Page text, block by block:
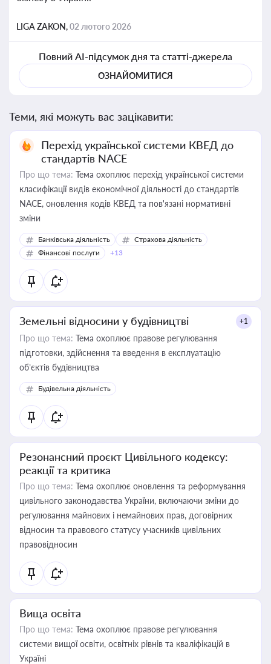
LIGA ZAKON,02 лютого 2026
Повний AI-підсумок дня та статті-джерела
ОЗНАЙОМИТИСЯ
Теми, які можуть вас зацікавити:
Перехід української системи КВЕД до
стандартів NACE
Про що тема: Тема охоплює перехід української системи
класифікації видів економічної діяльності до стандартів
NACE, оновлення кодів КВЕД та пов'язані нормативні
зміни
Банківська діяльність
Страхова діяльність
Фінансові послуги
+13
Земельні відносини у будівництві +1
Про що тема: Тема охоплює правове регулювання
підготовки, здійснення та введення в експлуатацію
об’єктів будівництва
Будівельна діяльність
Резонансний проєкт Цивільного кодексу:
реакції та критика
Про що тема: Тема охоплює оновлення та реформування
цивільного законодавства України, включаючи зміни до
регулювання майнових і немайнових прав, договірних
відносин та правового статусу учасників цивільних
правовідносин
Вища освіта
Про що тема: Тема охоплює правове регулювання
системи вищої освіти, освітніх рівнів та кваліфікацій в
Україні